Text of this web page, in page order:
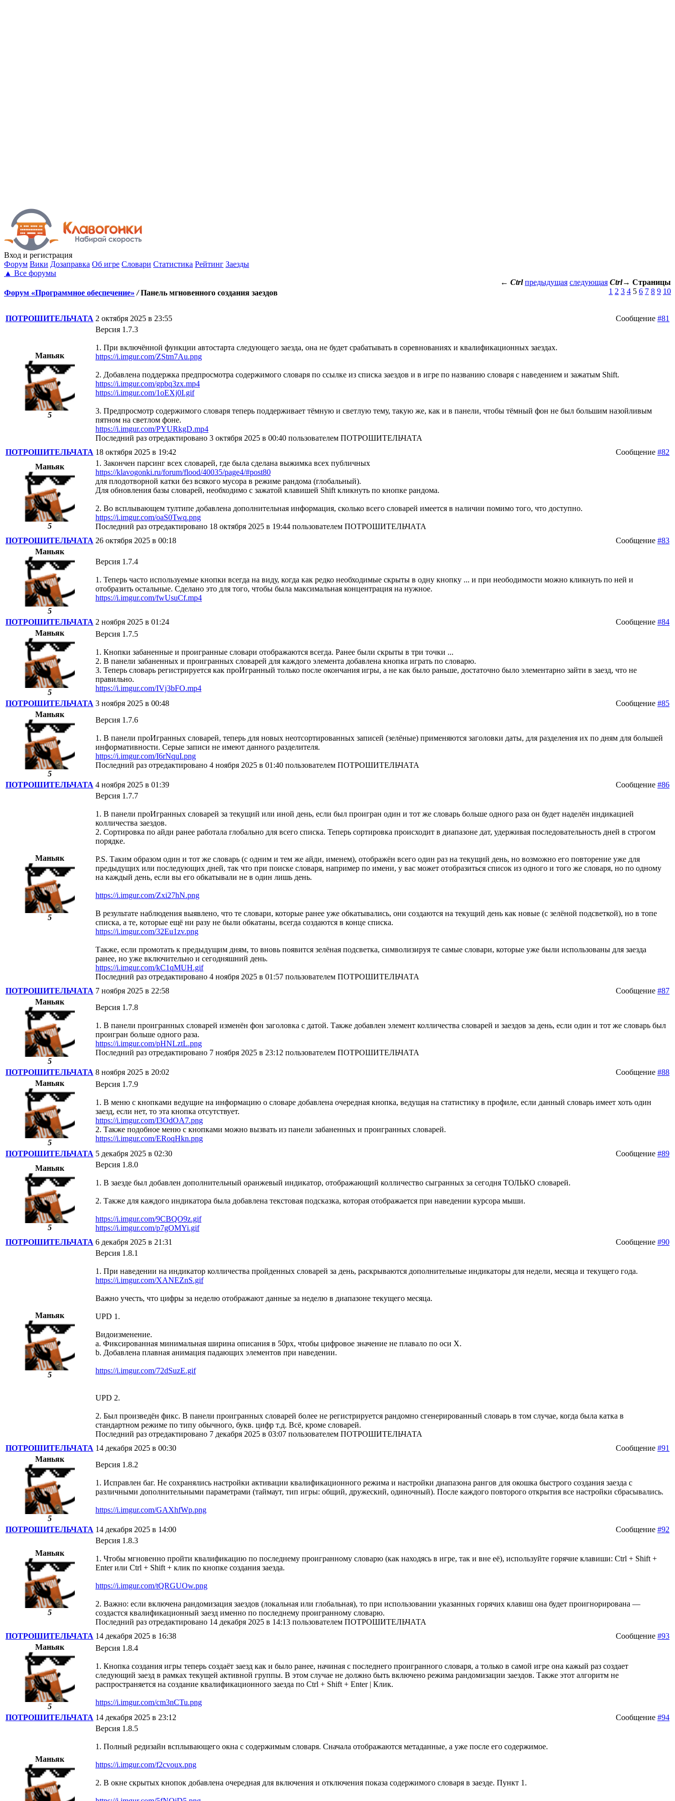
Вход и регистрация
Форум Вики Дозаправка Об игре Словари Статистика Рейтинг Заезды
▲ Все форумы
← Ctrl предыдущая следующая Ctrl→ Страницы
1 2 3 4 5 6 7 8 9 10
Форум «Программное обеспечение» / Панель мгновенного создания заездов
ПОТРОШИТЕЛЬЧАТА Сообщение #81
2 октября 2025 в 23:55
Маньяк
5
Версия 1.7.3
1. При включённой функции автостарта следующего заезда, она не будет срабатывать в соревнованиях и квалификационных заездах.
https://i.imgur.com/ZStm7Au.png
2. Добавлена поддержка предпросмотра содержимого словаря по ссылке из списка заездов и в игре по названию словаря с наведением и зажатым Shift.
https://i.imgur.com/gpbq3zx.mp4
https://i.imgur.com/1oEXj0I.gif
3. Предпросмотр содержимого словаря теперь поддерживает тёмную и светлую тему, такую же, как и в панели, чтобы тёмный фон не был большим назойливым
пятном на светлом фоне.
https://i.imgur.com/PYURkgD.mp4
Последний раз отредактировано 3 октября 2025 в 00:40 пользователем ПОТРОШИТЕЛЬЧАТА
ПОТРОШИТЕЛЬЧАТА
Сообщение #82
18 октября 2025 в 19:42
Маньяк
5
1. Закончен парсинг всех словарей, где была сделана выжимка всех публичных
https://klavogonki.ru/forum/flood/40035/page4/#post80
для плодотворной катки без всякого мусора в режиме рандома (глобальный).
Для обновления базы словарей, необходимо с зажатой клавишей Shift кликнуть по кнопке рандома.
2. Во всплывающем тултипе добавлена дополнительная информация, сколько всего словарей имеется в наличии помимо того, что доступно.
https://i.imgur.com/oaS0Twq.png
Последний раз отредактировано 18 октября 2025 в 19:44 пользователем ПОТРОШИТЕЛЬЧАТА
ПОТРОШИТЕЛЬЧАТА
Сообщение #83
26 октября 2025 в 00:18
Маньяк
5
Версия 1.7.4
1. Теперь часто используемые кнопки всегда на виду, когда как редко необходимые скрыты в одну кнопку ... и при неободимости можно кликнуть по ней и
отобразить остальные. Сделано это для того, чтобы была максимальная концентрация на нужное.
https://i.imgur.com/fwUsuCf.mp4
ПОТРОШИТЕЛЬЧАТА Сообщение #84
2 ноября 2025 в 01:24
Маньяк
5
Версия 1.7.5
1. Кнопки забаненные и проигранные словари отображаются всегда. Ранее были скрыты в три точки ...
2. В панели забаненных и проигранных словарей для каждого элемента добавлена кнопка играть по словарю.
3. Теперь словарь регистрируется как проИгранный только после окончания игры, а не как было раньше, достаточно было элементарно зайти в заезд, что не
правильно.
https://i.imgur.com/IVj3bFO.mp4
ПОТРОШИТЕЛЬЧАТА
Сообщение #85
3 ноября 2025 в 00:48
Маньяк
5
Версия 1.7.6
1. В панели проИгранных словарей, теперь для новых неотсортированных записей (зелёные) применяются заголовки даты, для разделения их по дням для большей
информативности. Серые записи не имеют данного разделителя.
https://i.imgur.com/I6rNquI.png
Последний раз отредактировано 4 ноября 2025 в 01:40 пользователем ПОТРОШИТЕЛЬЧАТА
ПОТРОШИТЕЛЬЧАТА Сообщение #86
4 ноября 2025 в 01:39
Маньяк
5
Версия 1.7.7
1. В панели проИгранных словарей за текущий или иной день, если был проигран один и тот же словарь больше одного раза он будет наделён индикацией
колличества заездов.
2. Сортировка по айди ранее работала глобально для всего списка. Теперь сортировка происходит в диапазоне дат, удерживая последовательность дней в строгом
порядке.
P.S. Таким образом один и тот же словарь (с одним и тем же айди, именем), отображён всего один раз на текущий день, но возможно его повторение уже для
предыдущих или последующих дней, так что при поиске словаря, например по имени, у вас может отобразиться список из одного и того же словаря, но по одному
на каждый день, если вы его обкатывали не в один лишь день.
https://i.imgur.com/Zxi27hN.png
В результате наблюдения выявлено, что те словари, которые ранее уже обкатывались, они создаются на текущий день как новые (с зелёной подсветкой), но в топе
списка, а те, которые ещё ни разу не были обкатаны, всегда создаются в конце списка.
https://i.imgur.com/32Eu1zv.png
Также, если промотать к предыдущим дням, то вновь появится зелёная подсветка, символизируя те самые словари, которые уже были использованы для заезда
ранее, но уже включительно и сегодняшний день.
https://i.imgur.com/kC1qMUH.gif
Последний раз отредактировано 4 ноября 2025 в 01:57 пользователем ПОТРОШИТЕЛЬЧАТА
ПОТРОШИТЕЛЬЧАТА
Сообщение #87
7 ноября 2025 в 22:58
Маньяк
5
Версия 1.7.8
1. В панели проигранных словарей изменён фон заголовка с датой. Также добавлен элемент колличества словарей и заездов за день, если один и тот же словарь был
проигран больше одного раза.
https://i.imgur.com/pHNLztL.png
Последний раз отредактировано 7 ноября 2025 в 23:12 пользователем ПОТРОШИТЕЛЬЧАТА
ПОТРОШИТЕЛЬЧАТА Сообщение #88
8 ноября 2025 в 20:02
Маньяк
5
Версия 1.7.9
1. В меню с кнопками ведущие на информацию о словаре добавлена очередная кнопка, ведущая на статистику в профиле, если данный словарь имеет хоть один
заезд, если нет, то эта кнопка отсутствует.
https://i.imgur.com/I3OdOA7.png
2. Также подобное меню с кнопками можно вызвать из панели забаненных и проигранных словарей.
https://i.imgur.com/ERoqHkn.png
ПОТРОШИТЕЛЬЧАТА
Сообщение #89
5 декабря 2025 в 02:30
Маньяк
5
Версия 1.8.0
1. В заезде был добавлен дополнительный оранжевый индикатор, отображающий колличество сыгранных за сегодня ТОЛЬКО словарей.
2. Также для каждого индикатора была добавлена текстовая подсказка, которая отображается при наведении курсора мыши.
https://i.imgur.com/9CBQO9z.gif
https://i.imgur.com/p7gOMYi.gif
ПОТРОШИТЕЛЬЧАТА
Сообщение #90
6 декабря 2025 в 21:31
Маньяк
5
Версия 1.8.1
1. При наведении на индикатор колличества пройденных словарей за день, раскрываются дополнительные индикаторы для недели, месяца и текущего года.
https://i.imgur.com/XANEZnS.gif
Важно учесть, что цифры за неделю отображают данные за неделю в диапазоне текущего месяца.
UPD 1.
Видоизменение.
a. Фиксированная минимальная ширина описания в 50px, чтобы цифровое значение не плавало по оси X.
b. Добавлена плавная анимация падающих элементов при наведении.
https://i.imgur.com/72dSuzE.gif
UPD 2.
2. Был произведён фикс. В панели проигранных словарей более не регистрируется рандомно сгенерированный словарь в том случае, когда была катка в
стандартном режиме по типу обычного, букв. цифр т.д. Всё, кроме словарей.
Последний раз отредактировано 7 декабря 2025 в 03:07 пользователем ПОТРОШИТЕЛЬЧАТА
ПОТРОШИТЕЛЬЧАТА
Сообщение #91
14 декабря 2025 в 00:30
Маньяк
5
Версия 1.8.2
1. Исправлен баг. Не сохранялись настройки активации квалификационного режима и настройки диапазона рангов для окошка быстрого создания заезда с
различными дополнительными параметрами (таймаут, тип игры: общий, дружеский, одиночный). После каждого повторого открытия все настройки сбрасывались.
https://i.imgur.com/GAXhfWp.png
ПОТРОШИТЕЛЬЧАТА Сообщение #92
14 декабря 2025 в 14:00
Маньяк
5
Версия 1.8.3
1. Чтобы мгновенно пройти квалификацию по последнему проигранному словарю (как находясь в игре, так и вне её), используйте горячие клавиши: Ctrl + Shift +
Enter или Ctrl + Shift + клик по кнопке создания заезда.
https://i.imgur.com/tQRGUOw.png
2. Важно: если включена рандомизация заездов (локальная или глобальная), то при использовании указанных горячих клавиш она будет проигнорирована —
создастся квалификационный заезд именно по последнему проигранному словарю.
Последний раз отредактировано 14 декабря 2025 в 14:13 пользователем ПОТРОШИТЕЛЬЧАТА
ПОТРОШИТЕЛЬЧАТА
Сообщение #93
14 декабря 2025 в 16:38
Маньяк
5
Версия 1.8.4
1. Кнопка создания игры теперь создаёт заезд как и было ранее, начиная с последнего проигранного словаря, а только в самой игре она кажый раз создает
следующий заезд в рамках текущей активной группы. В этом случае не должно быть включено режима рандомизации заездов. Также этот алгоритм не
распространяется на создание квалификационного заезда по Ctrl + Shift + Enter | Клик.
https://i.imgur.com/cm3nCTu.png
ПОТРОШИТЕЛЬЧАТА
Сообщение #94
14 декабря 2025 в 23:12
Маньяк
Версия 1.8.5
1. Полный редизайн всплывающего окна с содержимым словаря. Сначала отображаются метаданные, а уже после его содержимое.
https://i.imgur.com/f2cvoux.png
2. В окне скрытых кнопок добавлена очередная для включения и отключения показа содержимого словаря в заезде. Пункт 1.